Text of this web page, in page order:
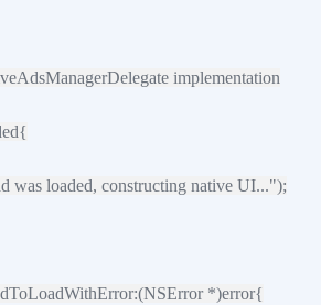
implementation
loaded, constructing native UI...");
*)error{